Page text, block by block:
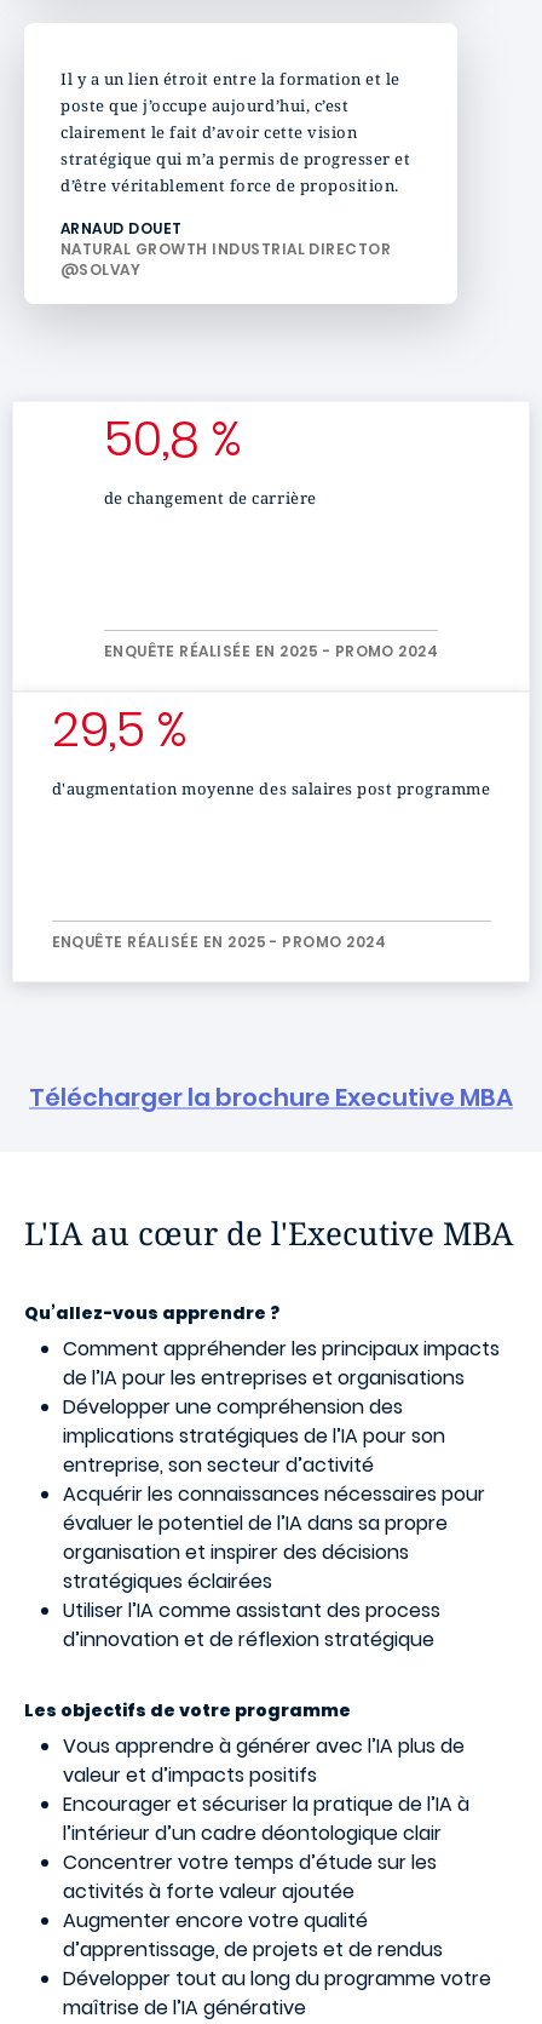
Il y a un lien étroit entre la formation et le
poste que j’occupe aujourd’hui, c’est
clairement le fait d’avoir cette vision
stratégique qui m’a permis de progresser et
d’être véritablement force de proposition.
ARNAUD DOUET
NATURAL GROWTH INDUSTRIAL DIRECTOR
@SOLVAY
50,8 %
de changement de carrière
ENQUÊTE RÉALISÉE EN 2025 - PROMO 2024
29,5 %
d'augmentation moyenne des salaires post programme
ENQUÊTE RÉALISÉE EN 2025 - PROMO 2024
Télécharger la brochure Executive MBA
L'IA au cœur de l'Executive MBA
Qu’allez-vous apprendre ?
Comment appréhender les principaux impacts
de l’IA pour les entreprises et organisations
Développer une compréhension des
implications stratégiques de l’IA pour son
entreprise, son secteur d’activité
Acquérir les connaissances nécessaires pour
évaluer le potentiel de l’IA dans sa propre
organisation et inspirer des décisions
stratégiques éclairées
Utiliser l’IA comme assistant des process
d’innovation et de réflexion stratégique
Les objectifs de votre programme
Vous apprendre à générer avec l’IA plus de
valeur et d’impacts positifs
Encourager et sécuriser la pratique de l’IA à
l’intérieur d’un cadre déontologique clair
Concentrer votre temps d’étude sur les
activités à forte valeur ajoutée
Augmenter encore votre qualité
d’apprentissage, de projets et de rendus
Développer tout au long du programme votre
maîtrise de l’IA générative